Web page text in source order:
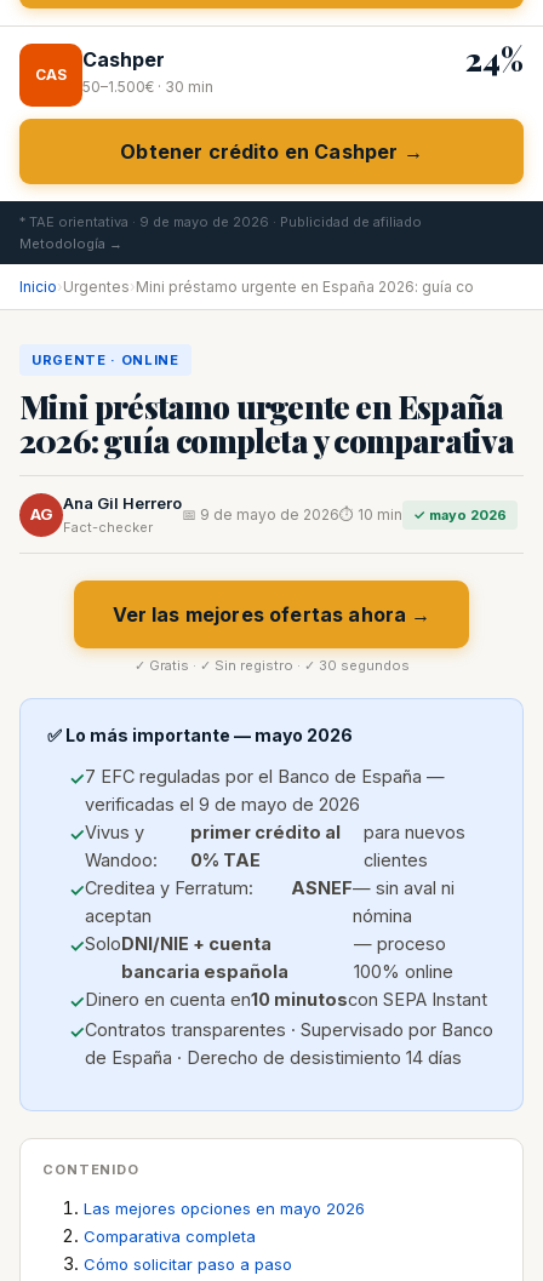
CAS
Cashper
50–1.500€ · 30 min
24%
Obtener crédito en Cashper →
* TAE orientativa · 9 de mayo de 2026 · Publicidad de afiliado
Metodología →
Inicio›Urgentes›Mini préstamo urgente en España 2026: guía co
URGENTE · ONLINE
Mini préstamo urgente en España
2026: guía completa y comparativa
AG
Ana Gil Herrero
Fact-checker
📅 9 de mayo de 2026⏱ 10 min ✓ mayo 2026
Ver las mejores ofertas ahora →
✓ Gratis · ✓ Sin registro · ✓ 30 segundos
✅ Lo más importante — mayo 2026
7 EFC reguladas por el Banco de España —
verificadas el 9 de mayo de 2026
Vivus y
Wandoo:
primer crédito al
0% TAE
para nuevos
clientes
Creditea y Ferratum:
aceptan
ASNEF— sin aval ni
nómina
SoloDNI/NIE + cuenta
bancaria española
— proceso
100% online
Dinero en cuenta en10 minutoscon SEPA Instant
Contratos transparentes · Supervisado por Banco
de España · Derecho de desistimiento 14 días
CONTENIDO
Las mejores opciones en mayo 2026
Comparativa completa
Cómo solicitar paso a paso